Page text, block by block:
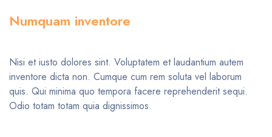
Numquam inventore
Nisi et iusto dolores sint. Voluptatem et laudantium autem
inventore dicta non. Cumque cum rem soluta vel laborum
quis. Qui minima quo tempora facere reprehenderit sequi.
Odio totam totam quia dignissimos.